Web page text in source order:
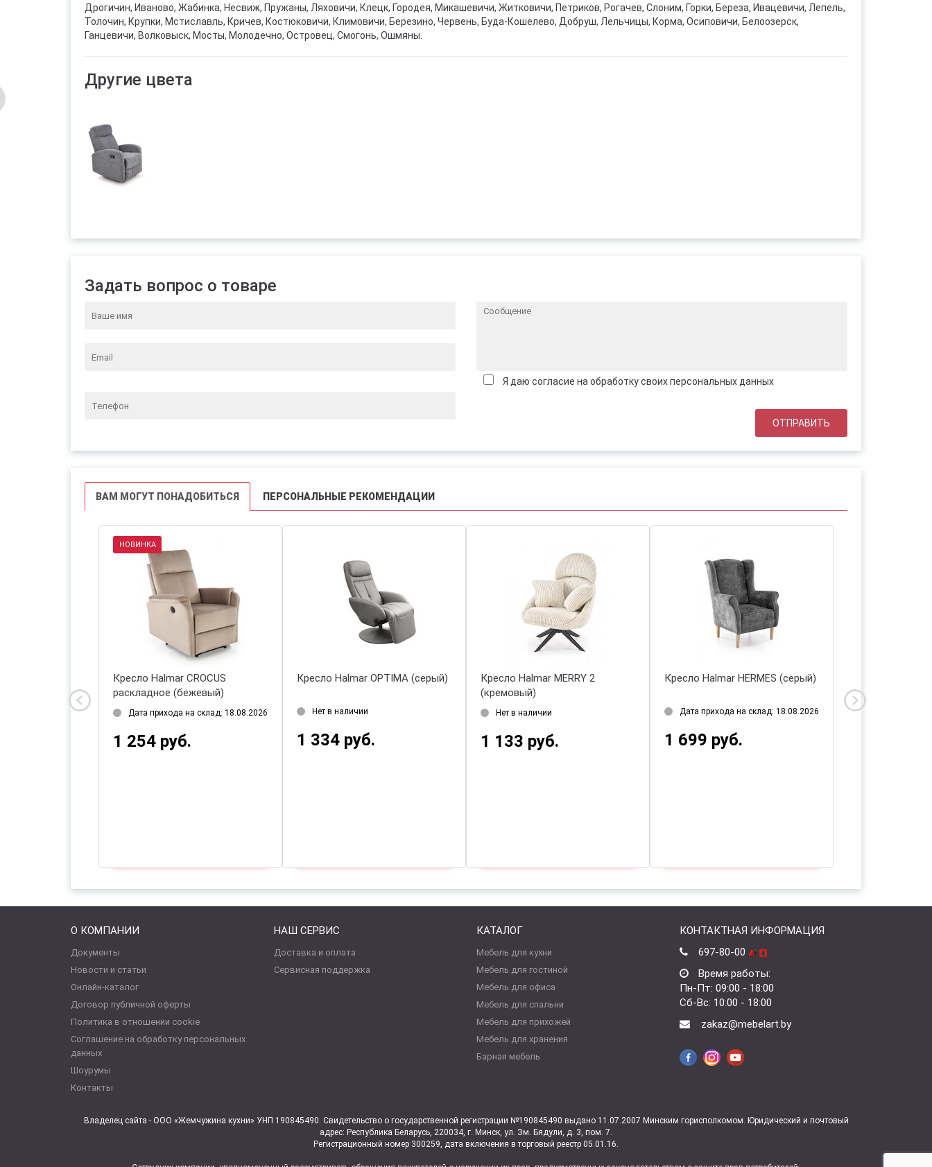
Дрогичин, Иваново, Жабинка, Несвиж, Пружаны, Ляховичи, Клецк, Городея, Микашевичи, Житковичи, Петриков, Рогачев, Слоним, Горки, Береза, Ивацевичи, Лепель,
Толочин, Крупки, Мстиславль, Кричев, Костюковичи, Климовичи, Березино, Червень, Буда-Кошелево, Добруш, Лельчицы, Корма, Осиповичи, Белоозерск,
Ганцевичи, Волковыск, Мосты, Молодечно, Островец, Смогонь, Ошмяны.
Другие цвета
Задать вопрос о товаре
Я даю согласие на обработку своих персональных данных
ВАМ МОГУТ ПОНАДОБИТЬСЯ ПЕРСОНАЛЬНЫЕ РЕКОМЕНДАЦИИ
склад: 18.08.2026
НОВИНКА
Кресло Halmar CROCUS
раскладное (бежевый)
Дата прихода на склад: 18.08.2026
1 254 руб.
Кресло Halmar OPTIMA (серый)
Нет в наличии
1 334 руб.
Кресло Halmar MERRY 2
(кремовый)
Нет в наличии
1 133 руб.
Кресло Halmar HERMES (серый)
Дата прихода на склад: 18.08.2026
1 699 руб.
(горчичный/
О КОМПАНИИ
Документы
Новости и статьи
Онлайн-каталог
Договор публичной оферты
Политика в отношении cookie
Соглашение на обработку персональных
данных
Шоурумы
Контакты
НАШ СЕРВИС
Доставка и оплата
Сервисная поддержка
КАТАЛОГ
Мебель для кухни
Мебель для гостиной
Мебель для офиса
Мебель для спальни
Мебель для прихожей
Мебель для хранения
Барная мебель
КОНТАКТНАЯ ИНФОРМАЦИЯ
697-80-00
Время работы:
Пн-Пт: 09:00 - 18:00
Сб-Вс: 10:00 - 18:00
zakaz@mebelart.by
Владелец сайта - ООО «Жемчужина кухни» УНП 190845490. Свидетельство о государственной регистрации №190845490 выдано 11.07.2007 Минским горисполкомом. Юридический и почтовый
адрес: Республика Беларусь, 220034, г. Минск, ул. Зм. Бядули, д. 3, пом. 7.
Регистрационный номер 300259, дата включения в торговый реестр 05.01.16.